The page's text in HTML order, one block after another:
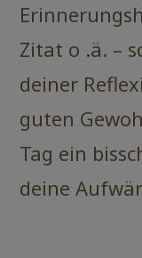
Zitat o .ä. –
deiner
guten
Tag ein
deine